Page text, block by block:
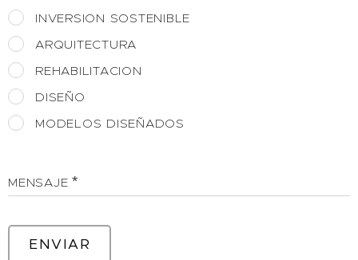
INVERSION SOSTENIBLE
ARQUITECTURA
REHABILITACION
DISEÑO
MODELOS DISEÑADOS
MENSAJE
ENVIAR